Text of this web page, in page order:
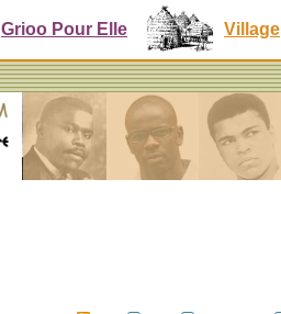
Grioo Pour Elle Village